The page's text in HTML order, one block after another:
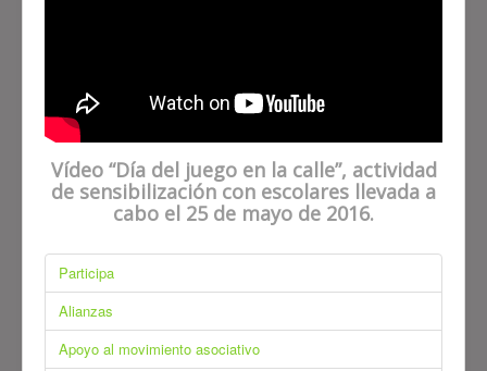
Vídeo “Día del juego en la calle”, actividad
de sensibilización con escolares llevada a
cabo el 25 de mayo de 2016.
Participa
Alianzas
Apoyo al movimiento asociativo